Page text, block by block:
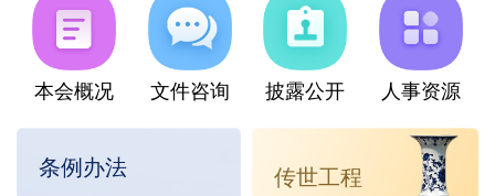
新
闻
列
表
本会概况 文件咨询 披露公开 人事资源
条例办法 传世工程